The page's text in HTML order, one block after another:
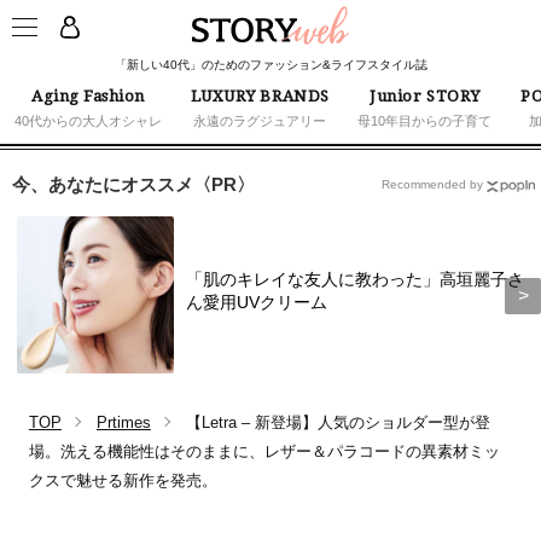
「新しい40代」のためのファッション&ライフスタイル誌
Aging Fashion
40代からの大人オシャレ
LUXURY BRANDS
永遠のラグジュアリー
Junior STORY
母10年目からの子育て
今、あなたにオススメ〈PR〉
「肌のキレイな友人に教わった」高垣麗子さ
ん愛用UVクリーム
Recommended by
TOP Prtimes
【Letra – 新登場】人気のショルダー型が登
場。洗える機能性はそのままに、レザー＆パラコードの異素材ミッ
クスで魅せる新作を発売。